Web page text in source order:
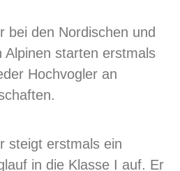
bei den Nordischen und
Alpinen starten erstmals
Hochvogler an
steigt erstmals ein
in die Klasse I auf. Er